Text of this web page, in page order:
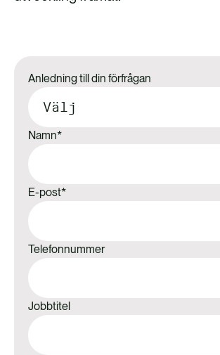
Anledning till din förfrågan
Namn*
E-post*
Telefonnummer
Jobbtitel